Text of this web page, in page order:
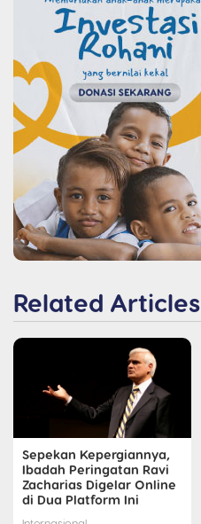
Related Articles
Sepekan Kepergiannya,
Ibadah Peringatan Ravi
Zacharias Digelar Online
di Dua Platform Ini